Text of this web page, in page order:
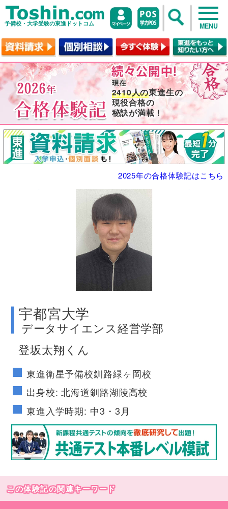
予備校・大学受験の東進ドットコム MENU
2410人の東進生の
現役合格の
秘訣が満載！
2025年の合格体験記はこちら
no image
宇都宮大学
データサイエンス経営学部
登坂太翔くん
東進衛星予備校釧路緑ヶ岡校
出身校: 北海道釧路湖陵高校
東進入学時期: 中3・3月
この体験記の関連キーワード